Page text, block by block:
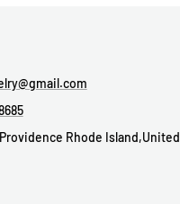
Rhode Island,United